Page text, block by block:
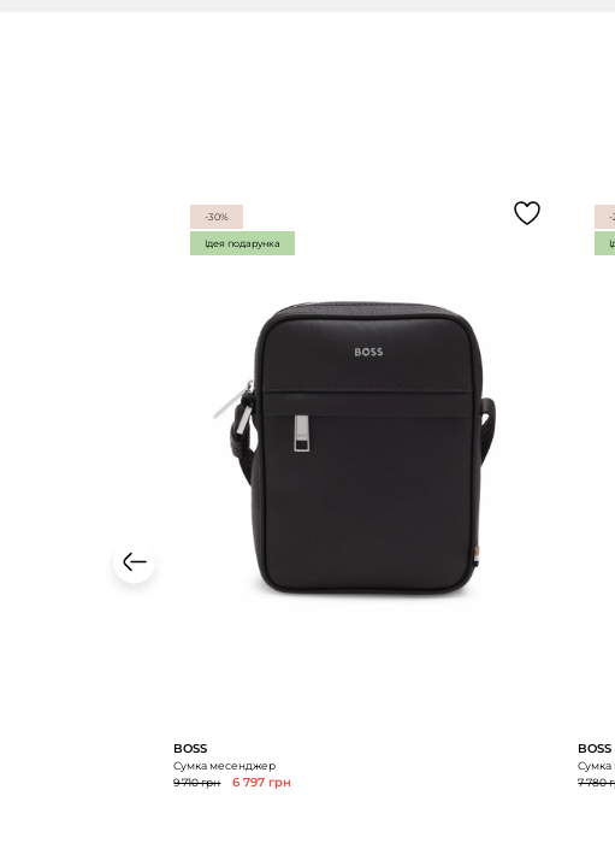
-30%
Ідея подарунка
BOSS
Сумка месенджер
9 710 грн
6 797 грн
-
BOSS
7 780